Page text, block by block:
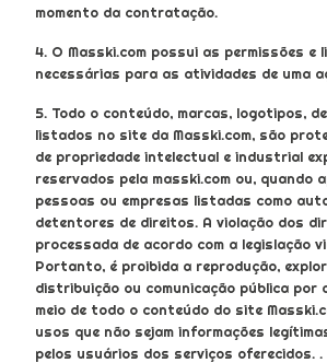
momento da contratação.
4. O Masski.com possui as permissões e
necessárias para as atividades de uma
5. Todo o conteúdo, marcas, logotipos,
listados no site da Masski.com, são
de propriedade intelectual e industrial
reservados pela masski.com ou, quando
pessoas ou empresas listadas como
detentores de direitos. A violação dos
processada de acordo com a legislação
Portanto, é proibida a reprodução,
distribuição ou comunicação pública por
meio de todo o conteúdo do site
usos que não sejam informações
pelos usuários dos serviços oferecidos. .